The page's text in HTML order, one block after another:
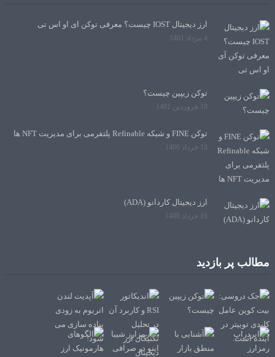
ارز دیجیتال IOST چیست؟ معرفی توکن آی او اس تی
4 مرداد 1401
توکن زیپین چیست؟
18 فروردین 1401
توکن FINE و شبکه Refinable پلتفرمی برای مدیریت NFT ها
18 خرداد 1400
ارز دیجیتال کاردانو (ADA)
16 خرداد 1400
مطالب پر بازدید